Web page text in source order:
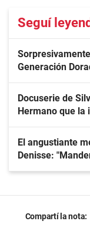
Seguí
Generación
Docuserie de
Hermano que la
El angustiante
Denisse:
Compartí la nota: